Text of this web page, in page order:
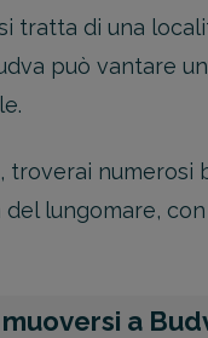
tratta di una
può vantare
troverai numerosi
del lungomare,
a